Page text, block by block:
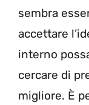
sembra
accettare
interno
cercare di
migliore. È